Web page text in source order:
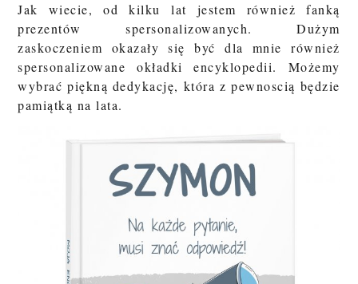
Jak wiecie, od kilku lat jestem również fanką
prezentów spersonalizowanych. Dużym
zaskoczeniem okazały się być dla mnie również
spersonalizowane okładki encyklopedii. Możemy
wybrać piękną dedykację, która z pewnoscią będzie
pamiątką na lata.